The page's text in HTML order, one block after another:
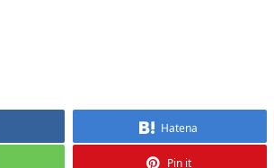
Hatena
Pin it